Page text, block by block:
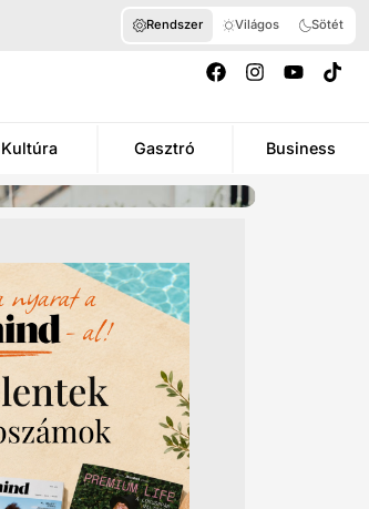
Rendszer Világos Sötét
Kultúra Gasztró Business